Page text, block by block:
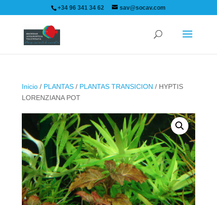
+34 96 341 34 62 sav@socav.com
Inicio/ PLANTAS/ PLANTAS TRANSICION / HYPTIS
LORENZIANA POT